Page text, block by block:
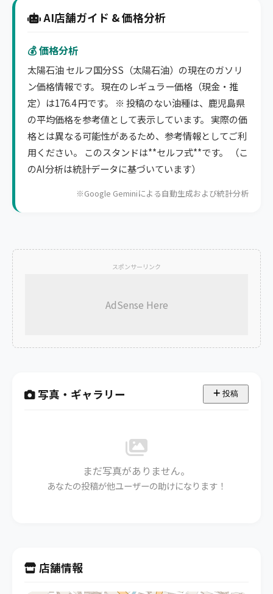
AI店舗ガイド & 価格分析
💰 価格分析
太陽石油 セルフ国分SS（太陽石油）の現在のガソリ
ン価格情報です。 現在のレギュラー価格（現金・推
定）は176.4 円です。 ※ 投稿のない油種は、鹿児島県
の平均価格を参考値として表示しています。 実際の価
格とは異なる可能性があるため、参考情報としてご利
用ください。 このスタンドは**セルフ式**です。 （こ
のAI分析は統計データに基づいています）
※Google Geminiによる自動生成および統計分析
スポンサーリンク
AdSense Here
写真・ギャラリー 投稿
まだ写真がありません。
あなたの投稿が他ユーザーの助けになります！
店舗情報